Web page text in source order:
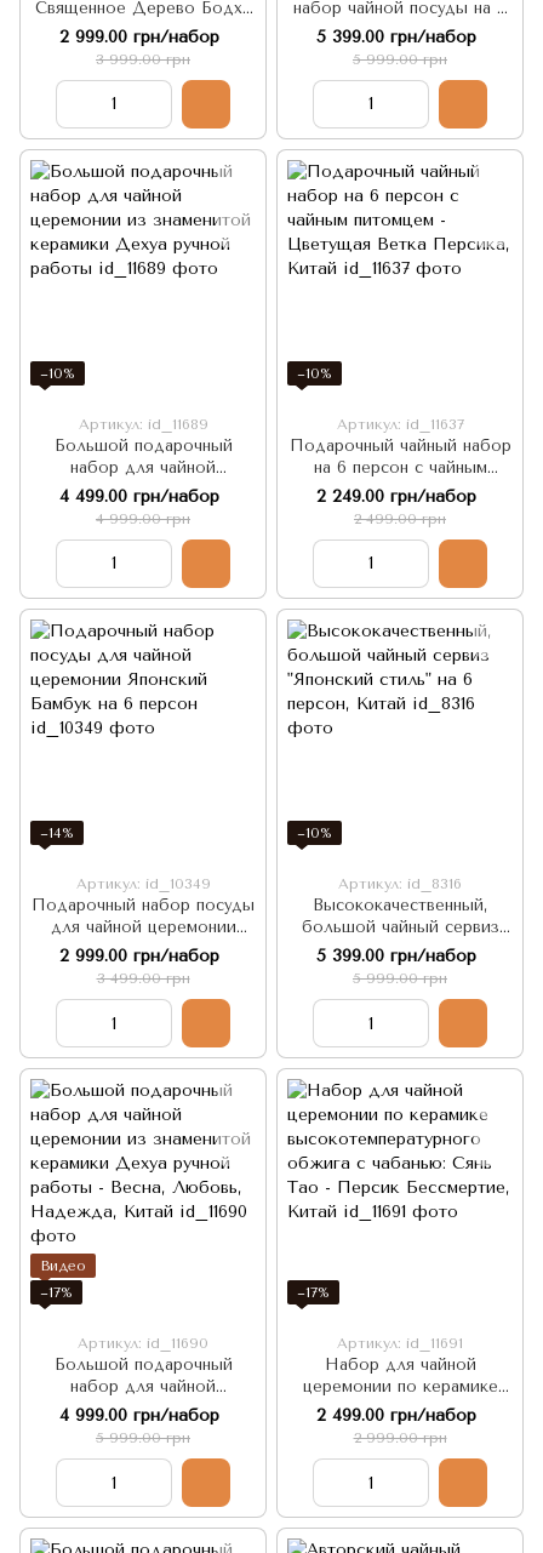
Священное Дерево Бодхи
– дарит Умиротворение и
Просветление, Китай
2 999.00 грн/набор
3 999.00 грн
набор чайной посуды на 8
персон: Японский Диабаз
5 399.00 грн/набор
5 999.00 грн
−10%
Артикул: id_11689
Большой подарочный
набор для чайной
церемонии из знаменитой
керамики Дехуа ручной
4 499.00 грн/набор
4 999.00 грн
−10%
Артикул: id_11637
Подарочный чайный набор
на 6 персон с чайным
питомцем - Цветущая
Ветка Персика, Китай
2 249.00 грн/набор
2 499.00 грн
−14%
Артикул: id_10349
Подарочный набор посуды
для чайной церемонии
Японский Бамбук на 6
персон
2 999.00 грн/набор
3 499.00 грн
−10%
Артикул: id_8316
Высококачественный,
большой чайный сервиз
"Японский стиль" на 6
персон, Китай
5 399.00 грн/набор
5 999.00 грн
Видео
−17%
Артикул: id_11690
Большой подарочный
набор для чайной
церемонии из знаменитой
керамики Дехуа ручной
работы - Весна, Любовь,
Надежда, Китай
4 999.00 грн/набор
5 999.00 грн
−17%
Артикул: id_11691
Набор для чайной
церемонии по керамике
высокотемпературного
обжига с чабанью: Сянь
Тао - Персик Бессмертие,
2 499.00 грн/набор
2 999.00 грн